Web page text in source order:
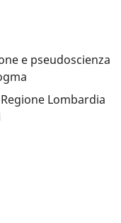
e pseudoscienza
Lombardia